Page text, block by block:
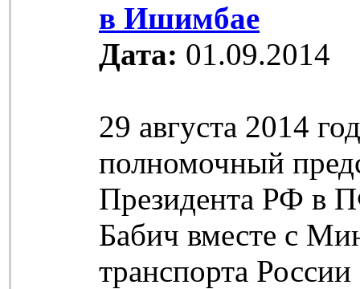
в Ишимбае
Дата: 01.09.2014
29 августа 2014
полномочный
Президента РФ в
Бабич вместе с
транспорта